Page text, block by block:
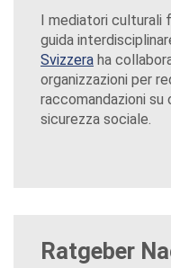
I mediatori culturali
guida
Svizzera ha
organizzazioni per
raccomandazioni
sicurezza sociale.
Ratgeber